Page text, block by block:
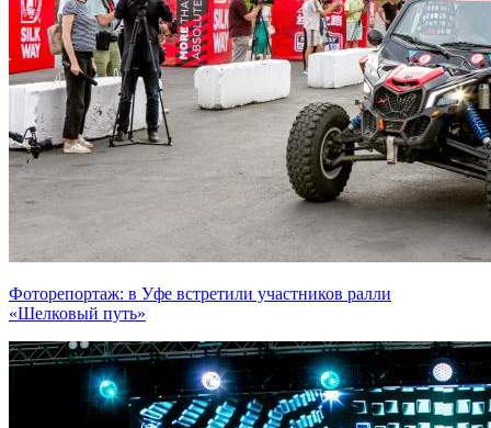
Фоторепортаж: в Уфе встретили участников ралли
«Шелковый путь»